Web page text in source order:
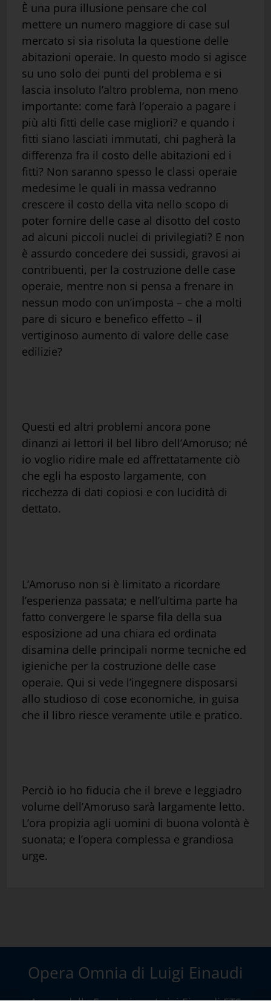
È una pura illusione pensare che col
mettere un numero maggiore di case sul
mercato si sia risoluta la questione delle
abitazioni operaie. In questo modo si agisce
su uno solo dei punti del problema e si
lascia insoluto l’altro problema, non meno
importante: come farà l’operaio a pagare i
più alti fitti delle case migliori? e quando i
fitti siano lasciati immutati, chi pagherà la
differenza fra il costo delle abitazioni ed i
fitti? Non saranno spesso le classi operaie
medesime le quali in massa vedranno
crescere il costo della vita nello scopo di
poter fornire delle case al disotto del costo
ad alcuni piccoli nuclei di privilegiati? E non
è assurdo concedere dei sussidi, gravosi ai
contribuenti, per la costruzione delle case
operaie, mentre non si pensa a frenare in
nessun modo con un’imposta – che a molti
pare di sicuro e benefico effetto – il
vertiginoso aumento di valore delle case
edilizie?
Questi ed altri problemi ancora pone
dinanzi ai lettori il bel libro dell’Amoruso; né
io voglio ridire male ed affrettatamente ciò
che egli ha esposto largamente, con
ricchezza di dati copiosi e con lucidità di
dettato.
L’Amoruso non si è limitato a ricordare
l’esperienza passata; e nell’ultima parte ha
fatto convergere le sparse fila della sua
esposizione ad una chiara ed ordinata
disamina delle principali norme tecniche ed
igieniche per la costruzione delle case
operaie. Qui si vede l’ingegnere disposarsi
allo studioso di cose economiche, in guisa
che il libro riesce veramente utile e pratico.
Perciò io ho fiducia che il breve e leggiadro
volume dell’Amoruso sarà largamente letto.
L’ora propizia agli uomini di buona volontà è
suonata; e l’opera complessa e grandiosa
urge.
Opera Omnia di Luigi Einaudi